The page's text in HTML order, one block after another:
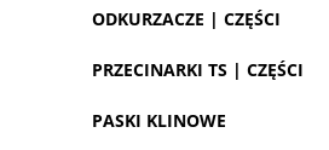
ODKURZACZE | CZĘŚCI
PRZECINARKI TS | CZĘŚCI
PASKI KLINOWE